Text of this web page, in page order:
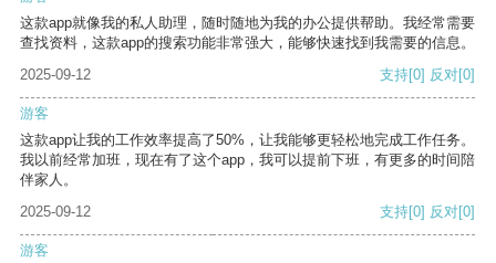
这款app就像我的私人助理，随时随地为我的办公提供帮助。我经常需要
查找资料，这款app的搜索功能非常强大，能够快速找到我需要的信息。
2025-09-12
支持[0] 反对[0]
游客
这款app让我的工作效率提高了50%，让我能够更轻松地完成工作任务。
我以前经常加班，现在有了这个app，我可以提前下班，有更多的时间陪
伴家人。
2025-09-12
支持[0] 反对[0]
游客